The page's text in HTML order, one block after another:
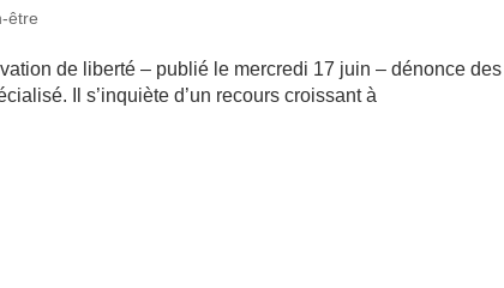
être
de liberté – publié le mercredi 17 juin – dénonce des
Il s’inquiète d’un recours croissant à